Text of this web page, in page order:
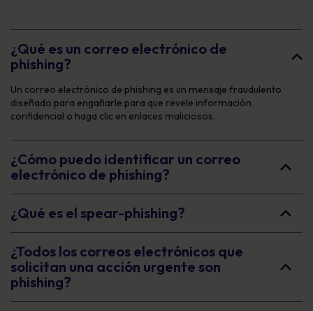
¿Qué es un correo electrónico de
phishing?
Un correo electrónico de phishing es un mensaje fraudulento
diseñado para engañarle para que revele información
confidencial o haga clic en enlaces maliciosos.
¿Cómo puedo identificar un correo
electrónico de phishing?
¿Qué es el spear-phishing?
¿Todos los correos electrónicos que
solicitan una acción urgente son
phishing?